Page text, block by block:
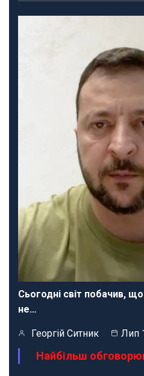
Сьогодні світ побачив, що
не…
Георгій Ситник Лип
Найбільш